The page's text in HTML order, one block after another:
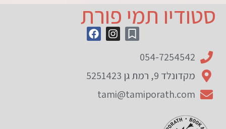
סטודיו תמי פורת
054-7254542
מקדונלד 9, רמת גן 5251423
tami@tamiporath.com